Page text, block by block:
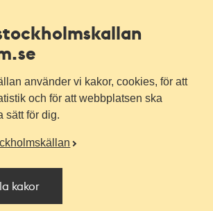
använder vi kakor, cookies, för att
och för att webbplatsen ska
sätt för dig.
kakor